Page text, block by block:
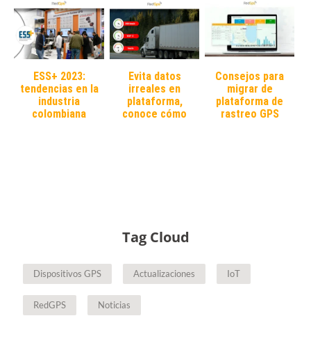
ESS+ 2023:
tendencias en la
industria
colombiana
Evita datos
irreales en
plataforma,
conoce cómo
Consejos para
migrar de
plataforma de
rastreo GPS
Tag Cloud
Dispositivos GPS Actualizaciones IoT
RedGPS Noticias